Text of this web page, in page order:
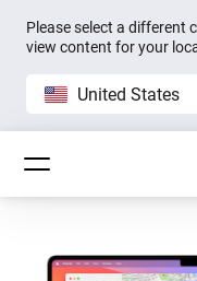
Please select a different
view content for your
United States